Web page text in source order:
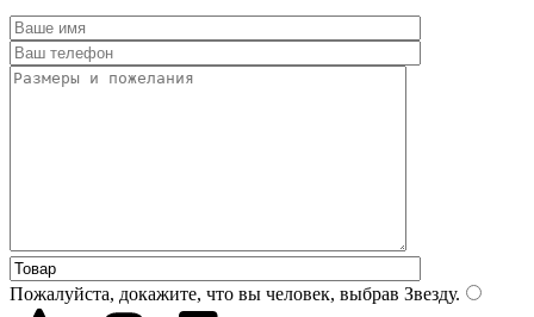
Пожалуйста, докажите, что вы человек, выбрав Звезду.